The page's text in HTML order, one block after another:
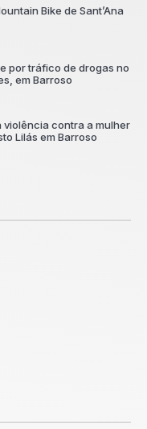
Bike de Sant’Ana
por tráfico de drogas no
em Barroso
violência contra a mulher
Lilás em Barroso